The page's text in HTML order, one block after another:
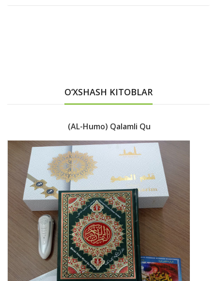
O‘XSHASH KITOBLAR
(AL-Humo) Qalamli Qu